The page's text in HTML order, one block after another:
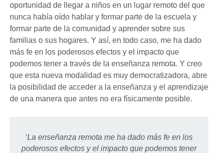
oportunidad de llegar a niños en un lugar remoto del que
nunca había oído hablar y formar parte de la escuela y
formar parte de la comunidad y aprender sobre sus
familias o sus hogares. Y así, en todo caso, me ha dado
más fe en los poderosos efectos y el impacto que
podemos tener a través de la enseñanza remota. Y creo
que esta nueva modalidad es muy democratizadora, abre
la posibilidad de acceder a la enseñanza y el aprendizaje
de una manera que antes no era físicamente posible.
‘La enseñanza remota me ha dado más fe en los
poderosos efectos y el impacto que podemos tener